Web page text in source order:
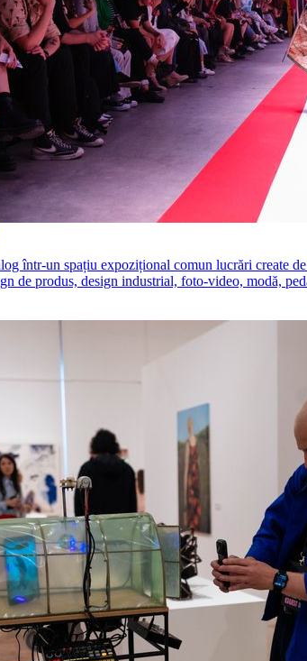
într-un spațiu expozițional comun lucrări create
de produs, design industrial, foto-video, modă,